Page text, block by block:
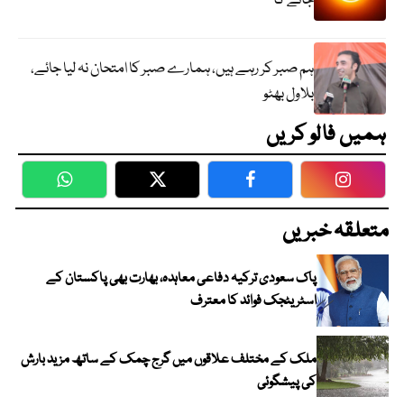
ہم صبر کر رہے ہیں، ہمارے صبر کا امتحان نہ لیا جائے،
بلاول بھٹو
ہمیں فالو کریں
WhatsApp Twitter Facebook
متعلقہ خبریں
پاک سعودی ترکیہ دفاعی معاہدہ، بھارت بھی پاکستان کے
اسٹریٹجک فوائد کا معترف
ملک کے مختلف علاقوں میں گرج چمک کے ساتھ مزید بارش
کی پیشگوئی